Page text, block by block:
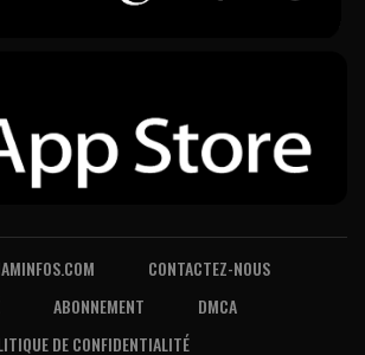
CONTACTEZ-NOUS
ABONNEMENT
DMCA
DE CONFIDENTIALITÉ